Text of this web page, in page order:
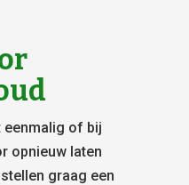
eenmalig of bij
opnieuw laten
graag een